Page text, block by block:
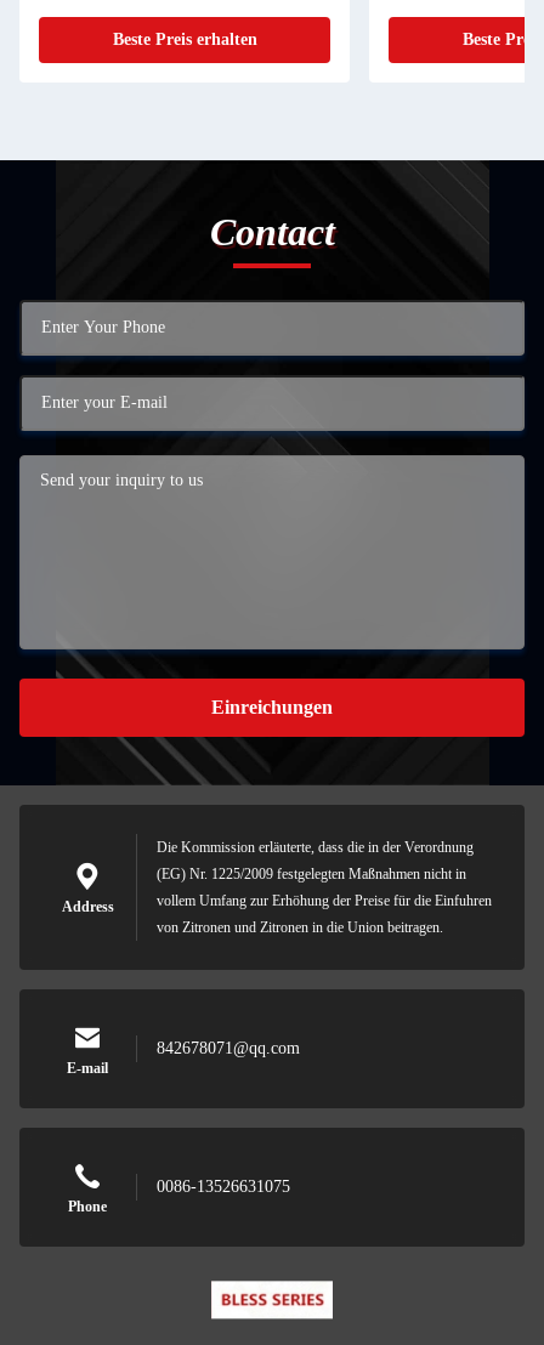
Beste Preis erhalten Beste
Contact
Einreichungen
Address
Die Kommission erläuterte, dass die in der Verordnung
(EG) Nr. 1225/2009 festgelegten Maßnahmen nicht in
vollem Umfang zur Erhöhung der Preise für die Einfuhren
von Zitronen und Zitronen in die Union beitragen.
E-mail
842678071@qq.com
Phone
0086-13526631075